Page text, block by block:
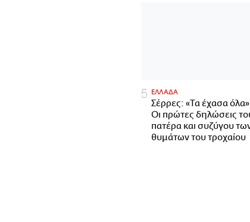
ΕΛΛΑΔΑ
Σέρρες: «Τα έχασα
Οι πρώτες δηλώσεις
πατέρα και συζύγου
θυμάτων του τροχαίου